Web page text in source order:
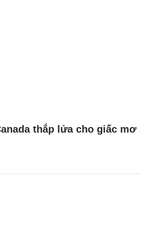
thắp lửa cho giấc mơ